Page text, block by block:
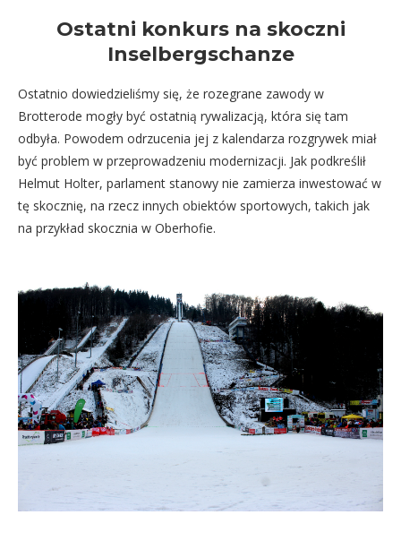
Ostatni konkurs na skoczni
Inselbergschanze
Ostatnio dowiedzieliśmy się, że rozegrane zawody w
Brotterode mogły być ostatnią rywalizacją, która się tam
odbyła. Powodem odrzucenia jej z kalendarza rozgrywek miał
być problem w przeprowadzeniu modernizacji. Jak podkreślił
Helmut Holter, parlament stanowy nie zamierza inwestować w
tę skocznię, na rzecz innych obiektów sportowych, takich jak
na przykład skocznia w Oberhofie.